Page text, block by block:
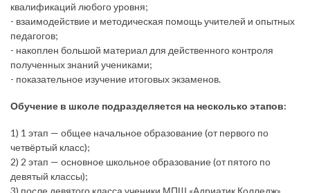
квалификаций любого уровня;
- взаимодействие и методическая помощь учителей и опытных
педагогов;
- накоплен большой материал для действенного контроля
полученных знаний учениками;
- показательное изучение итоговых экзаменов.
Обучение в школе подразделяется на несколько этапов:
1) 1 этап — общее начальное образование (от первого по
четвёртый класс);
2) 2 этап — основное школьное образование (от пятого по
девятый классы);